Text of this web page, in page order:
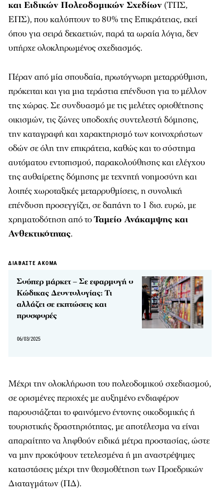
και Ειδικών Πολεοδομικών Σχεδίων (ΤΠΣ,
ΕΠΣ), που καλύπτουν το 80% της Επικράτειας, εκεί
όπου για σειρά δεκαετιών, παρά τα ωραία λόγια, δεν
υπήρχε ολοκληρωμένος σχεδιασμός.
Πέραν από μία σπουδαία, πρωτόγνωρη μεταρρύθμιση,
πρόκειται και για μια τεράστια επένδυση για το μέλλον
της χώρας. Σε συνδυασμό με τις μελέτες οριοθέτησης
οικισμών, τις ζώνες υποδοχής συντελεστή δόμησης,
την καταγραφή και χαρακτηρισμό των κοινοχρήστων
οδών σε όλη την επικράτεια, καθώς και το σύστημα
αυτόματου εντοπισμού, παρακολούθησης και ελέγχου
της αυθαίρετης δόμησης με τεχνητή νοημοσύνη και
λοιπές χωροταξικές μεταρρυθμίσεις, η συνολική
επένδυση προσεγγίζει, σε δαπάνη το 1 δισ. ευρώ, με
χρηματοδότηση από τοΤαμείο Ανάκαμψης και
Ανθεκτικότητας.
ΔΙΑΒΑΣΤΕ ΑΚΟΜΑ
Σούπερ μάρκετ – Σε εφαρμογή ο
Κώδικας Δεοντολογίας: Τι
αλλάζει σε εκπτώσεις και
προσφορές
06/03/2025
Μέχρι την ολοκλήρωση του πολεοδομικού σχεδιασμού,
σε ορισμένες περιοχές με αυξημένο ενδιαφέρον
παρουσιάζεται το φαινόμενο έντονης οικοδομικής ή
τουριστικής δραστηριότητας, με αποτέλεσμα να είναι
απαραίτητο να ληφθούν ειδικά μέτρα προστασίας, ώστε
να μην προκύψουν τετελεσμένα ή μη αναστρέψιμες
καταστάσεις μέχρι την θεσμοθέτηση των Προεδρικών
Διαταγμάτων (ΠΔ).